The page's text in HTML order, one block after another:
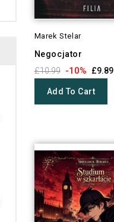
Marek Stelar
Negocjator
£10.99 -10% £9.89
Add To Cart